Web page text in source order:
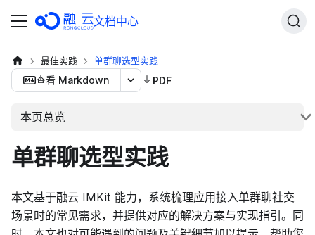
文档中心
最佳实践 单群聊选型实践
查看 Markdown PDF
本页总览
单群聊选型实践
本文基于融云 IMKit 能力，系统梳理应用接入单群聊社交
场景时的常见需求，并提供对应的解决方案与实现指引。同